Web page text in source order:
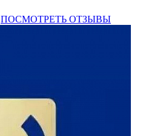
ПОСМОТРЕТЬ ОТЗЫВЫ